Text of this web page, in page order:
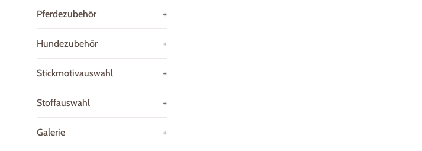
Pferdezubehör +
Hundezubehör +
Stickmotivauswahl +
Stoffauswahl +
Galerie +